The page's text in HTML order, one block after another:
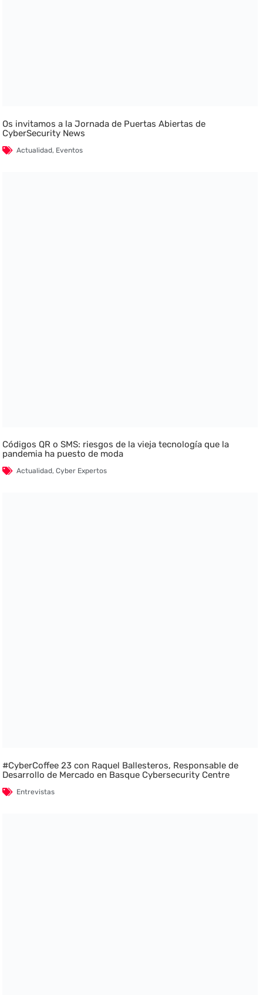
Os invitamos a la Jornada de Puertas Abiertas de
CyberSecurity News
Actualidad, Eventos
Códigos QR o SMS: riesgos de la vieja tecnología que la
pandemia ha puesto de moda
Actualidad,Cyber Expertos
#CyberCoffee 23 con Raquel Ballesteros, Responsable de
Desarrollo de Mercado en Basque Cybersecurity Centre
Entrevistas